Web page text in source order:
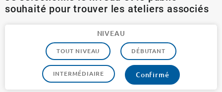
souhaité pour trouver les ateliers associés
NIVEAU
TOUT NIVEAU DÉBUTANT
INTERMÉDIAIRE Confirmé